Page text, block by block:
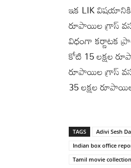
ఇక LIK విషయానికి
రూపాయిల గ్రాస్
విధంగా కర్ణాటక
కోటి 15 లక్షల
రూపాయిల గ్రాస్
35 లక్షల
TAGS Adivi Sesh
Indian box office
Tamil movie